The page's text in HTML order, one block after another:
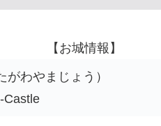
【お城情報】
わやまじょう）
Castle